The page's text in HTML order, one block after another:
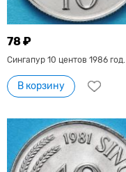
78 ₽
Сингапур 10 центов 1986 год.
В корзину